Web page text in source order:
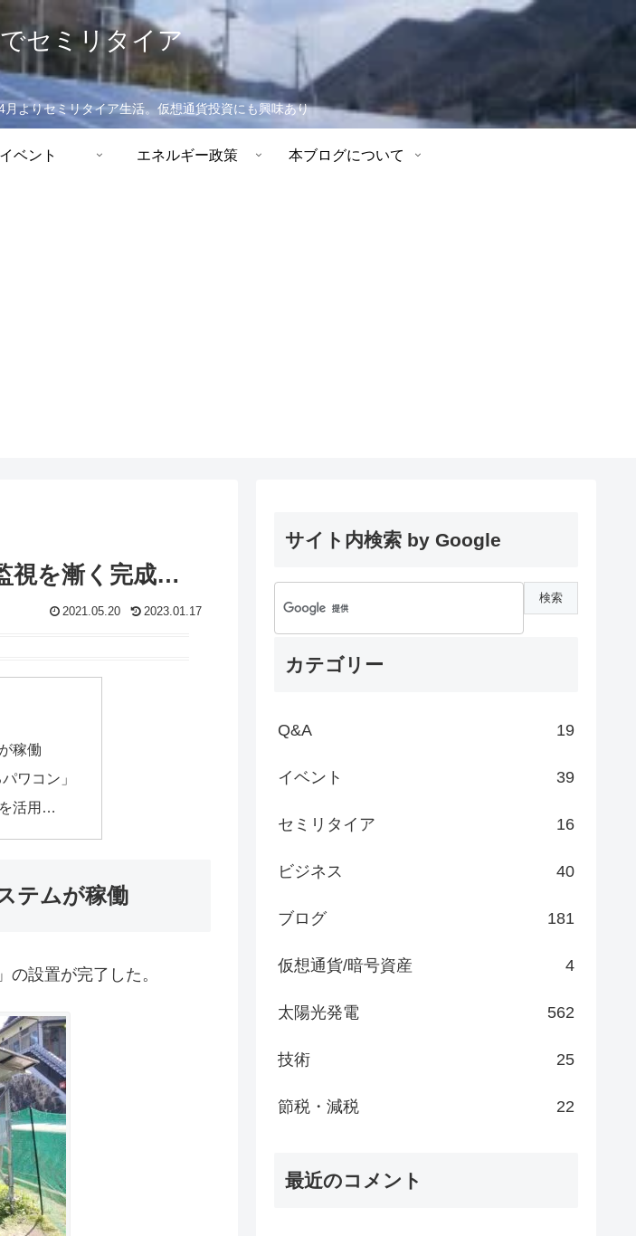
セミリタイア
よりセミリタイア生活。仮想通貨投資にも興味あり
イベント エネルギー政策 本ブログについて
視を漸く完成…
2021.05.20 2023.01.17
稼働
ワコン」
活用…
テムが稼働
設置が完了した。
サイト内検索 by Google
カテゴリー
Q&A 19
イベント 39
セミリタイア 16
ビジネス 40
ブログ 181
仮想通貨/暗号資産 4
太陽光発電 562
技術 25
節税・減税 22
最近のコメント